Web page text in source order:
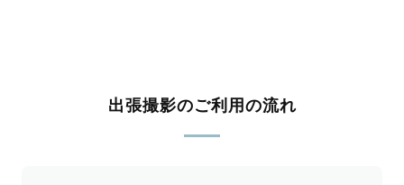
出張撮影のご利用の流れ